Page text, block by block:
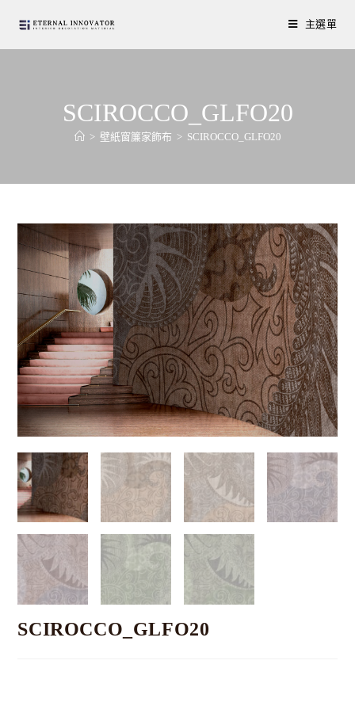
主選單
SCIROCCO_GLFO20
> 壁紙窗簾家飾布 > SCIROCCO_GLFO20
SCIROCCO_GLFO20